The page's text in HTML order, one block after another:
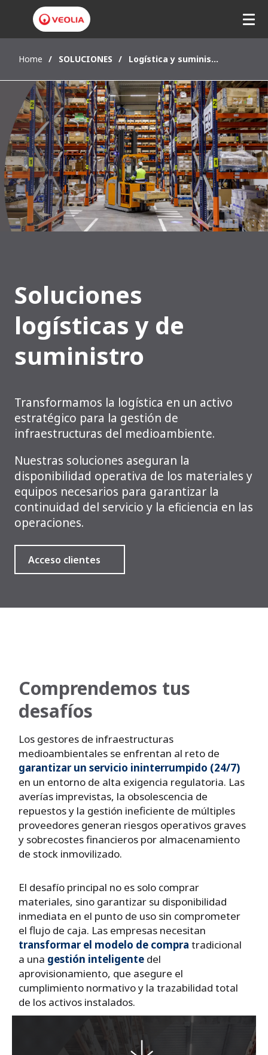
Home SOLUCIONES Logística y suministro
Soluciones
logísticas y de
suministro
Transformamos la logística en un activo
estratégico para la gestión de
infraestructuras del medioambiente.
Nuestras soluciones aseguran la
disponibilidad operativa de los materiales y
equipos necesarios para garantizar la
continuidad del servicio y la eficiencia en las
operaciones.
Acceso clientes
Comprendemos tus
desafíos
Los gestores de infraestructuras
medioambientales se enfrentan al reto de
garantizar un servicio ininterrumpido (24/7)
en un entorno de alta exigencia regulatoria. Las
averías imprevistas, la obsolescencia de
repuestos y la gestión ineficiente de múltiples
proveedores generan riesgos operativos graves
y sobrecostes financieros por almacenamiento
de stock inmovilizado.
El desafío principal no es solo comprar
materiales, sino garantizar su disponibilidad
inmediata en el punto de uso sin comprometer
el flujo de caja. Las empresas necesitan
transformar el modelo de compra tradicional
a una gestión inteligente del
aprovisionamiento, que asegure el
cumplimiento normativo y la trazabilidad total
de los activos instalados.